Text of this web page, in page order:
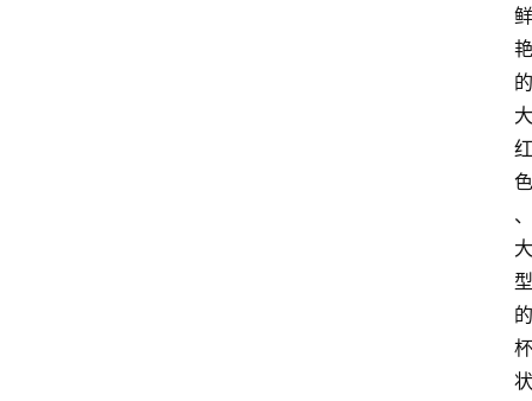
鲜
艳
的
大
红
色
、
大
型
的
杯
状